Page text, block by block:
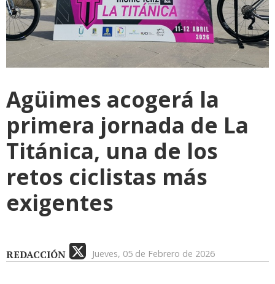
Agüimes acogerá la
primera jornada de La
Titánica, una de los
retos ciclistas más
exigentes
REDACCIÓN Jueves, 05 de Febrero de 2026